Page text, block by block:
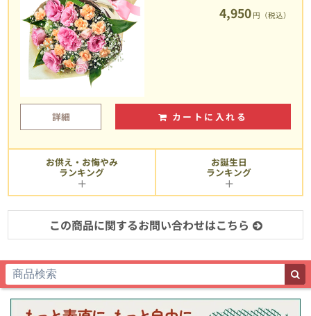
4,950 円（税込）
詳細 カートに入れる
お供え・お悔やみ
ランキング
お誕生日
ランキング
この商品に関するお問い合わせはこちら